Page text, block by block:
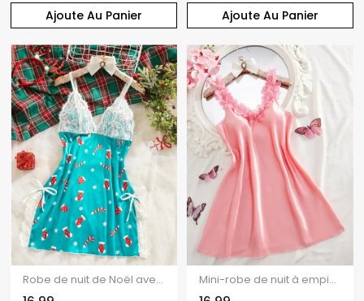
Ajoute Au Panier Ajoute Au Panier
Robe de nuit de Noël avec nœud papillon et empiècement en dentelle et imprimé flocons de neige Mini-robe de nuit à empiècements floraux de couleur unie